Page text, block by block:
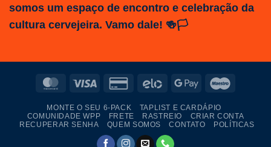
somos um espaço de encontro e celebração da
cultura cervejeira. Vamo dale! 🍻🏳️
MasterCardVisa
Credit
2
Elo
Google
MONTE O SEU 6-PACK
TAPLIST E CARDÁPIO
COMUNIDADE WPP
FRETE RASTREIO
CRIAR CONTA
RECUPERAR SENHA
QUEM SOMOS CONTATO POLÍTICAS